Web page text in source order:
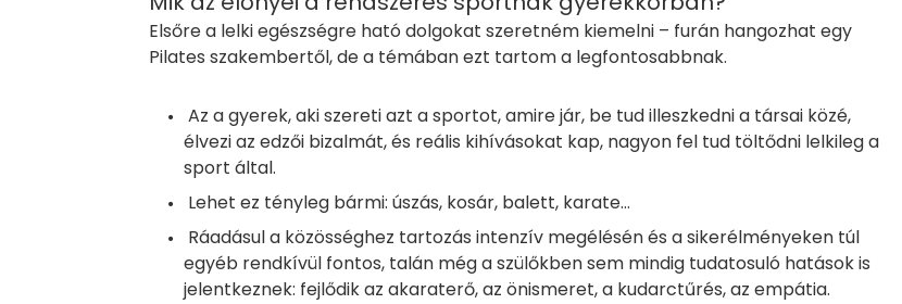
Elsőre a lelki egészségre ható dolgokat szeretném kiemelni – furán hangozhat egy
Pilates szakembertől, de a témában ezt tartom a legfontosabbnak.
Az a gyerek, aki szereti azt a sportot, amire jár, be tud illeszkedni a társai közé,
élvezi az edzői bizalmát, és reális kihívásokat kap, nagyon fel tud töltődni lelkileg a
sport által.
Lehet ez tényleg bármi: úszás, kosár, balett, karate…
Ráadásul a közösséghez tartozás intenzív megélésén és a sikerélményeken túl
egyéb rendkívül fontos, talán még a szülőkben sem mindig tudatosuló hatások is
jelentkeznek: fejlődik az akaraterő, az önismeret, a kudarctűrés, az empátia.